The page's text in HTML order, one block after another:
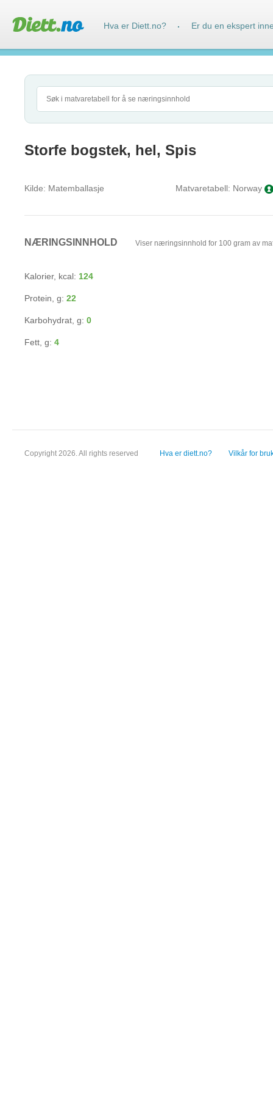
Storfe bogstek, hel, Spis
Kilde: Matemballasje Matvaretabell: Norway
NÆRINGSINNHOLD Viser næringsinnhold for 100 gram av
Kalorier, kcal: 124
Protein, g: 22
Karbohydrat, g: 0
Fett, g: 4
Copyright 2026. All rights reserved Hva er diett.no? Vilkår for
Hva er Diett.no? · Er du en ekspert